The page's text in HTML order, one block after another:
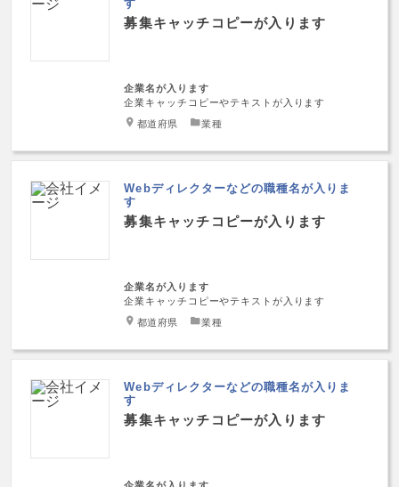
募集キャッチコピーが入ります
企業名が入ります
企業キャッチコピーやテキストが入ります
都道府県 業種
Webディレクターなどの職種名が入りま
す
募集キャッチコピーが入ります
企業名が入ります
企業キャッチコピーやテキストが入ります
都道府県 業種
Webディレクターなどの職種名が入りま
す
募集キャッチコピーが入ります